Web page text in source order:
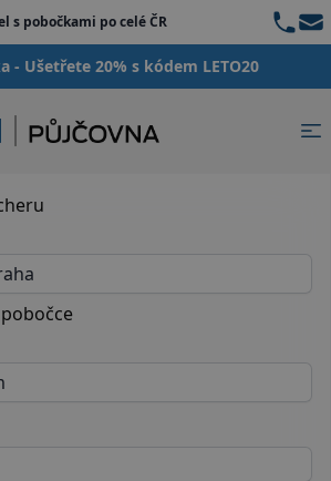
s pobočkami po celé ČR
- Ušetřete 20% s kódem LETO20
"a.replaceAll is not a